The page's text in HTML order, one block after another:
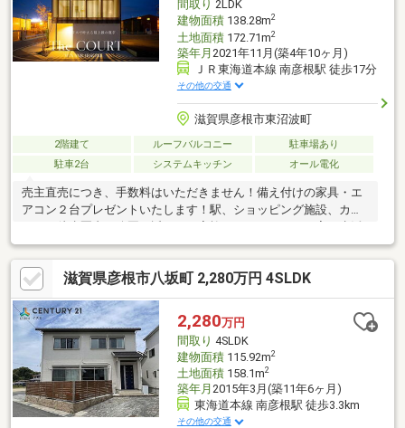
らせる住まい！
間取り 2LDK
建物面積138.28m2
土地面積172.71m2
築年月 2021年11月(築4年10ヶ月)
ＪＲ東海道本線 南彦根駅 徒歩17分
その他の交通
滋賀県彦根市東沼波町
2階建て ルーフバルコニー
駐車場あり
駐車2台
システムキッチン オール電化
売主直売につき、手数料はいただきません！備え付けの家具・エ
アコン２台プレゼントいたします！駅、ショッピング施設、カフ
が営めます。□JR南彦根駅まで徒歩19～20分。近江鉄道彦根口駅
まで徒歩17分□分譲地内に公園があり安心安全□幼稚園、小学校ま
で徒歩14分□駐車スペース3台26帖超えの広々したLDKから8帖の
広さの中庭が臨め、外からの視線はシャットアウト。リビングは
大きく吹き抜けており、2階ホールは開放感が抜群です。収納量も
抜群です。
滋賀県彦根市八坂町 2,280万円 4SLDK
2,280万円
間取り 4SLDK
建物面積115.92m2
土地面積158.1m2
築年月 2015年3月(築11年6ヶ月)
東海道本線 南彦根駅 徒歩3.3km
その他の交通